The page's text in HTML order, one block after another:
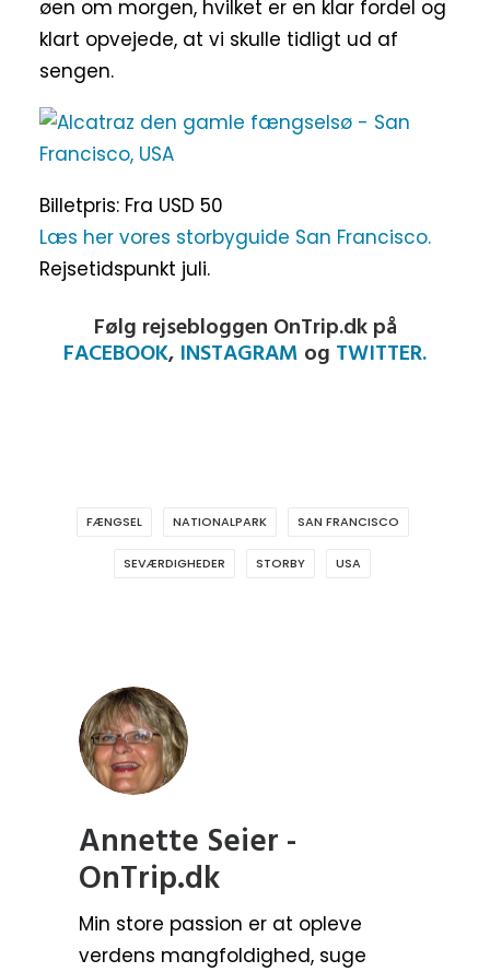
øen om morgen, hvilket er en klar fordel og
klart opvejede, at vi skulle tidligt ud af
sengen.
Billetpris: Fra USD 50
Læs her vores storbyguide San Francisco.
Rejsetidspunkt juli.
Følg rejsebloggen OnTrip.dk på
FACEBOOK, INSTAGRAM og TWITTER.
FÆNGSEL NATIONALPARK SAN FRANCISCO
SEVÆRDIGHEDER STORBY USA
Annette Seier -
OnTrip.dk
Min store passion er at opleve
verdens mangfoldighed, suge